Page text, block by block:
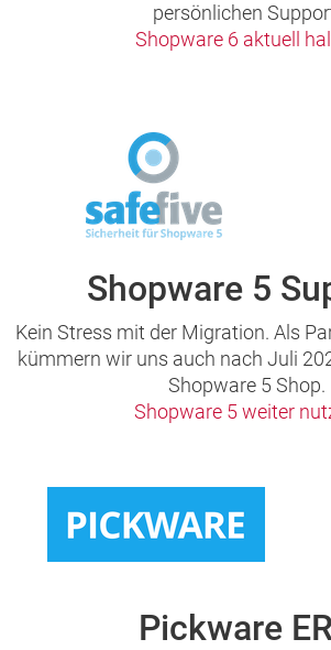
persönlichen
Shopware 6 aktuell
Shopware 5
Kein Stress mit der Migration. Als
kümmern wir uns auch nach Juli
Shopware 5 Shop.
Shopware 5 weiter
Pickware